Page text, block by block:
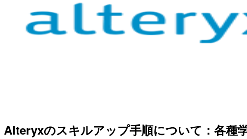
Alteryxのスキルアップ手順について：各種